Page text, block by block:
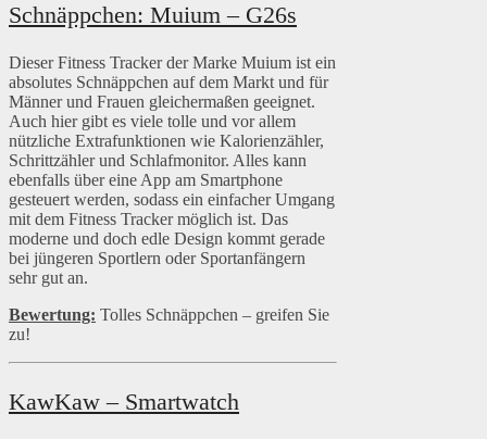
Schnäppchen: Muium – G26s
Dieser Fitness Tracker der Marke Muium ist ein
absolutes Schnäppchen auf dem Markt und für
Männer und Frauen gleichermaßen geeignet.
Auch hier gibt es viele tolle und vor allem
nützliche Extrafunktionen wie Kalorienzähler,
Schrittzähler und Schlafmonitor. Alles kann
ebenfalls über eine App am Smartphone
gesteuert werden, sodass ein einfacher Umgang
mit dem Fitness Tracker möglich ist. Das
moderne und doch edle Design kommt gerade
bei jüngeren Sportlern oder Sportanfängern
sehr gut an.
Bewertung: Tolles Schnäppchen – greifen Sie
zu!
KawKaw – Smartwatch